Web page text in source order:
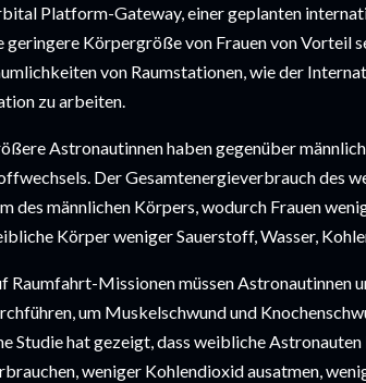
Platform-Gateway, einer geplanten
geringere Körpergröße von Frauen von Vorteil
von Raumstationen, wie der
zu arbeiten.
Astronautinnen haben gegenüber
Der Gesamtenergieverbrauch des
des männlichen Körpers, wodurch Frauen
Körper weniger Sauerstoff, Wasser,
Raumfahrt-Missionen müssen Astronautinnen
um Muskelschwund und
Studie hat gezeigt, dass weibliche
weniger Kohlendioxid ausatmen,